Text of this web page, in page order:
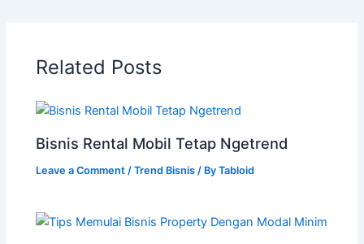
Related Posts
Bisnis Rental Mobil Tetap Ngetrend
Leave a Comment /Trend Bisnis / ByTabloid